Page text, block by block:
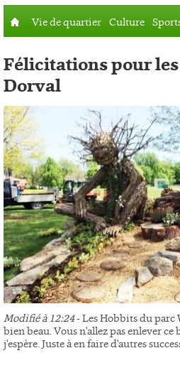
Vie de quartier Culture
Félicitations pour
Dorval
Modifié à 12:24- Les Hobbits du parc
bien beau. Vous n'allez pas enlever
j'espère. Juste à en faire d'autres